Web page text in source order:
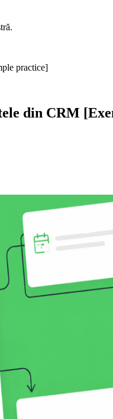
practice]
din CRM